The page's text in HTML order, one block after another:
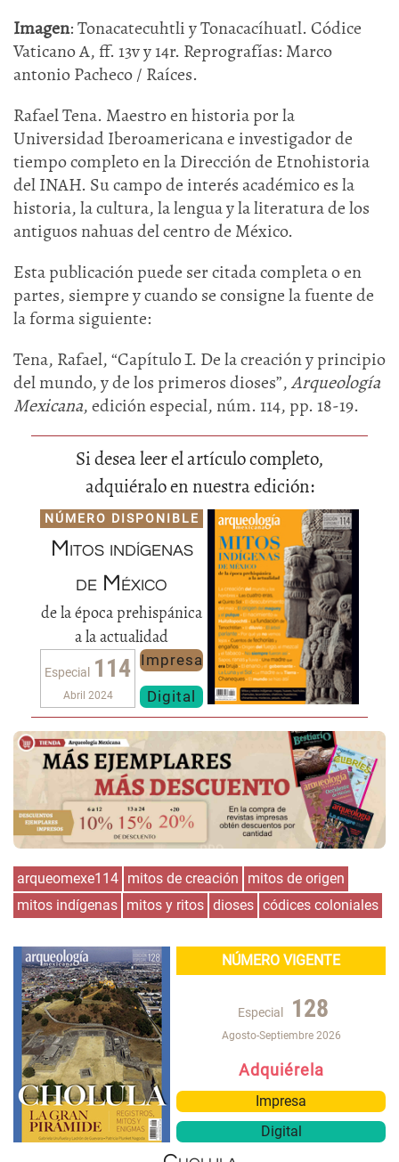
Imagen: Tonacatecuhtli y Tonacacíhuatl. Códice
Vaticano A, ff. 13v y 14r. Reprografías: Marco
antonio Pacheco / Raíces.
Rafael Tena. Maestro en historia por la
Universidad Iberoamericana e investigador de
tiempo completo en la Dirección de Etnohistoria
del INAH. Su campo de interés académico es la
historia, la cultura, la lengua y la literatura de los
antiguos nahuas del centro de México.
Esta publicación puede ser citada completa o en
partes, siempre y cuando se consigne la fuente de
la forma siguiente:
Tena, Rafael, “Capítulo I. De la creación y principio
del mundo, y de los primeros dioses”,Arqueología
Mexicana, edición especial, núm. 114, pp. 18-19.
Si desea leer el artículo completo,
adquiéralo en nuestra edición:
NÚMERO DISPONIBLE
Mitos indígenas
de México
de la época prehispánica
a la actualidad
Especial 114
Abril 2024
Impresa
Digital
arqueomexe114 mitos de creación
mitos de origen
mitos indígenas mitos y ritos dioses códices coloniales
NÚMERO VIGENTE
Especial 128
Agosto-Septiembre 2026
Adquiérela
Impresa
Digital